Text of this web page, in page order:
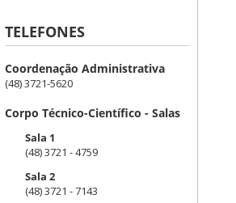
TELEFONES
Coordenação Administrativa
(48) 3721-5620
Corpo Técnico-Científico - Salas
Sala 1
(48) 3721 - 4759
Sala 2
(48) 3721 - 7143